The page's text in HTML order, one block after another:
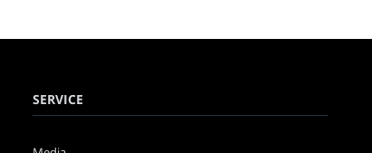
SERVICE